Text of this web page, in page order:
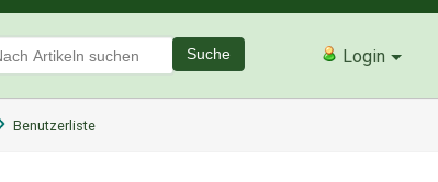
Suche Login
Benutzerliste